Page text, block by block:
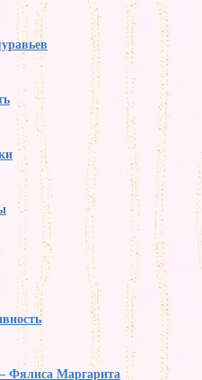
Фялиса Маргарита